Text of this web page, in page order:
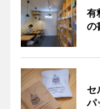
有
の
セ
パ